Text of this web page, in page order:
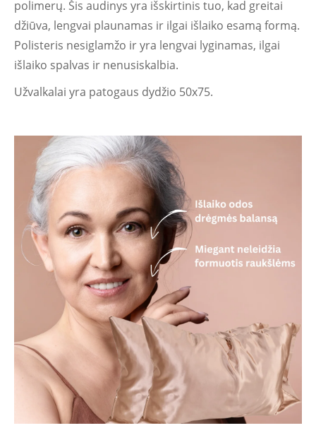
polimerų. Šis audinys yra išskirtinis tuo, kad greitai
džiūva, lengvai plaunamas ir ilgai išlaiko esamą formą.
Polisteris nesiglamžo ir yra lengvai lyginamas, ilgai
išlaiko spalvas ir nenusiskalbia.
Užvalkalai yra patogaus dydžio 50x75.